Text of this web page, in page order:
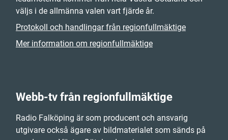
väljs i de allmänna valen vart fjärde år.
Protokoll och handlingar från regionfullmäktige
Mer information om regionfullmäktige
Webb-tv från regionfullmäktige
Radio Falköping är som producent och ansvarig
utgivare också ägare av bildmaterialet som sänds på